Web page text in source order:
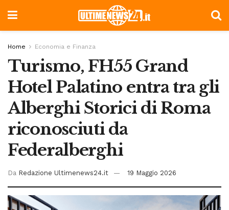
Home Economia e Finanza
Turismo, FH55 Grand
Hotel Palatino entra tra gli
Alberghi Storici di Roma
riconosciuti da
Federalberghi
Da Redazione Ultimenews24.it 19 Maggio 2026